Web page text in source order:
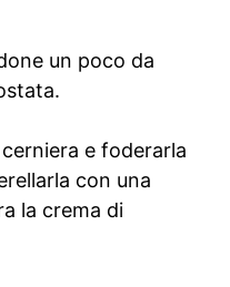
un poco da
e foderarla
con una
la crema di